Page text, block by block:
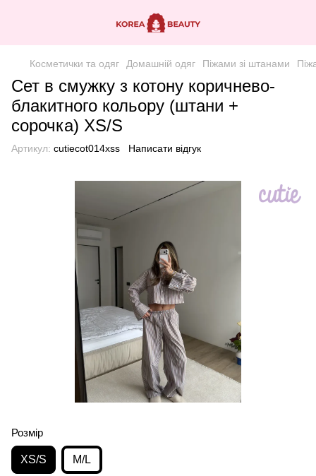
Косметички та одяг Домашній одяг Піжами зі штанами
Сет в смужку з котону коричнево-
блакитного кольору (штани +
сорочка) XS/S
Артикул: cutiecot014xss Написати відгук
Розмір
XS/S M/L